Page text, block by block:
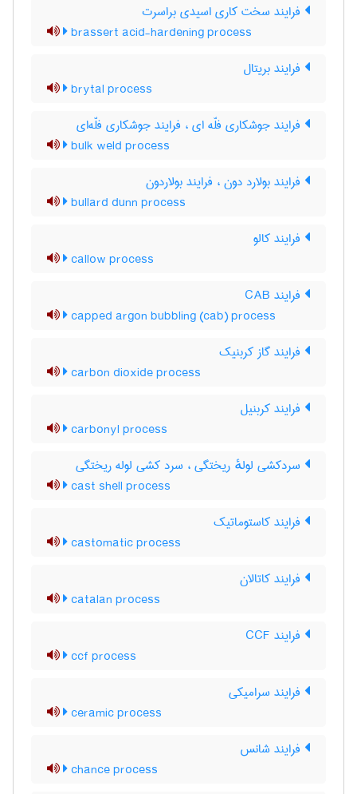
فرایند سخت کاری اسیدی براسرت
brassert acid-hardening process
فرایند بریتال
brytal process
فرایند جوشکاری فلّه ای ، فرایند جوشکاری فلّه‌ای
bulk weld process
فرایند بولارد دون ، فرایند بولاردون
bullard dunn process
فرایند کالو
callow process
فرایند CAB
capped argon bubbling (cab) process
فرایند گاز کربنیک
carbon dioxide process
فرایند کربنیل
carbonyl process
سردکشی لولهٔ ریختگی ، سرد کشی لوله ریختگی
cast shell process
فرایند کاستوماتیک
castomatic process
فرایند کاتالان
catalan process
فرایند CCF
ccf process
فرایند سرامیکی
ceramic process
فرایند شانس
chance process